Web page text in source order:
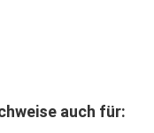
auch für: